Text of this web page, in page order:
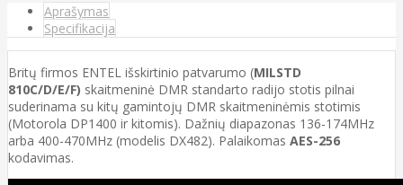
Aprašymas
Specifikacija
Britų firmos ENTEL išskirtinio patvarumo (MILSTD
810C/D/E/F) skaitmeninė DMR standarto radijo stotis pilnai
suderinama su kitų gamintojų DMR skaitmeninėmis stotimis
(Motorola DP1400 ir kitomis). Dažnių diapazonas 136-174MHz
arba 400-470MHz (modelis DX482). Palaikomas AES-256
kodavimas.